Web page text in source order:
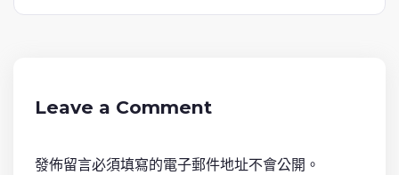
v
Leave a Comment
發佈留言必須填寫的電子郵件地址不會公開。